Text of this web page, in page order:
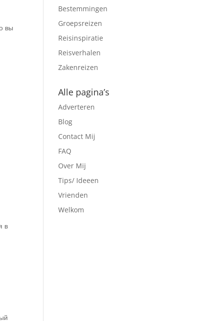
вы
в
Bestemmingen
Groepsreizen
Reisinspiratie
Reisverhalen
Zakenreizen
Alle pagina’s
Adverteren
Blog
Contact Mij
FAQ
Over Mij
Tips/ Ideeen
Vrienden
Welkom